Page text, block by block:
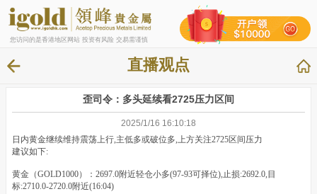
您访问的是香港地区网站 投资有风险 交易需谨慎
直播观点
歪司令：多头延续看2725压力区间
2025/1/16 16:10:18
日内黄金继续维持震荡上行,主低多或破位多,上方关注2725区间压力
建议如下:
黄金（GOLD1000）：2697.0附近轻仓小多(97-93可择位),止损:2692.0,目
标:2710.0-2720.0附近(16:04)